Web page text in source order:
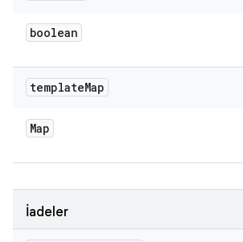
boolean
templateMap
Map
İadeler